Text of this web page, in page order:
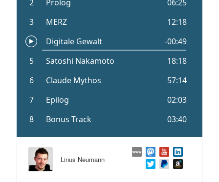
Linus Neumann